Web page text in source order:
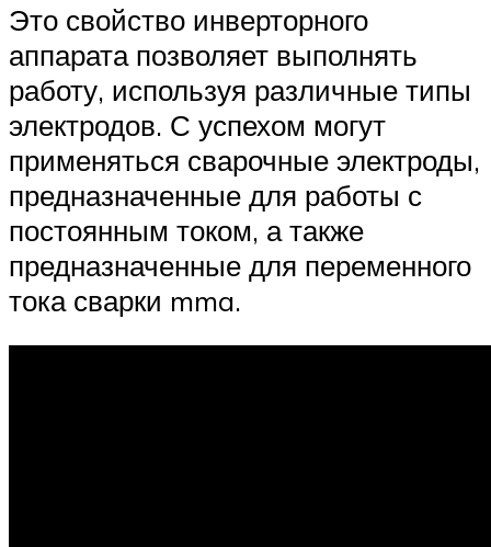
Это свойство инверторного
аппарата позволяет выполнять
работу, используя различные типы
электродов. С успехом могут
применяться сварочные электроды,
предназначенные для работы с
постоянным током, а также
предназначенные для переменного
тока сварки mma.